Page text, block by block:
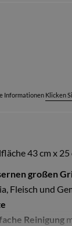
Informationen Klicken
43 cm x 25
großen
Fleisch und
Reinigung